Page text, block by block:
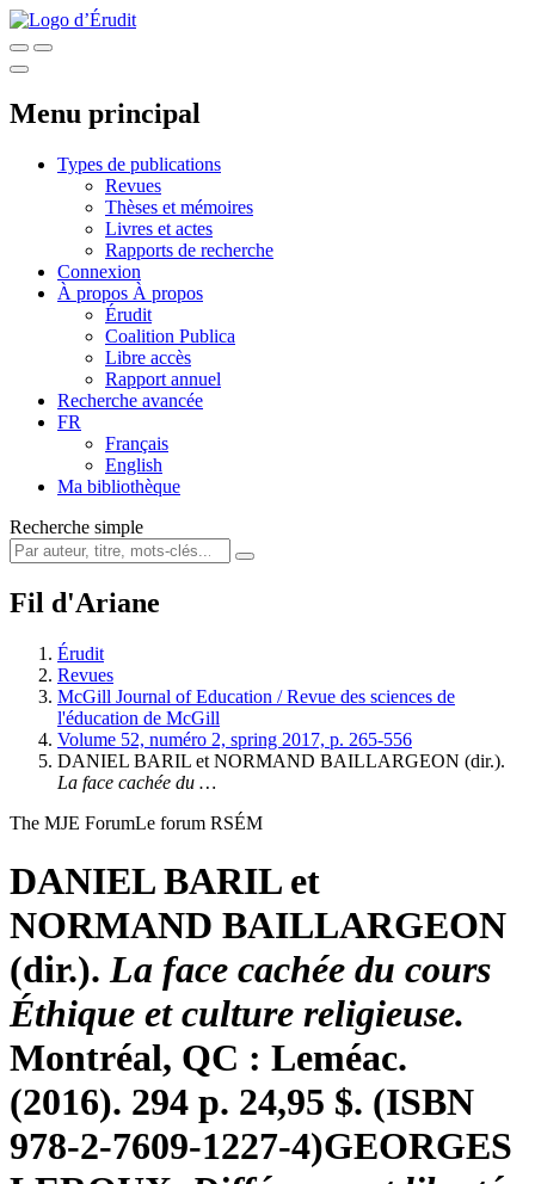
Menu principal
Types de publications
Revues
Thèses et mémoires
Livres et actes
Rapports de recherche
Connexion
À propos À propos
Érudit
Coalition Publica
Libre accès
Rapport annuel
Recherche avancée
FR
Français
English
Ma bibliothèque
Recherche simple
Fil d'Ariane
Érudit
Revues
McGill Journal of Education / Revue des sciences de
l'éducation de McGill
Volume 52, numéro 2, spring 2017, p. 265-556
DANIEL BARIL et NORMAND BAILLARGEON (dir.).
La face cachée du …
The MJE ForumLe forum RSÉM
DANIEL BARIL et
NORMAND BAILLARGEON
(dir.). La face cachée du cours
Éthique et culture religieuse.
Montréal, QC : Leméac.
(2016). 294 p. 24,95 $. (ISBN
978-2-7609-1227-4)GEORGES